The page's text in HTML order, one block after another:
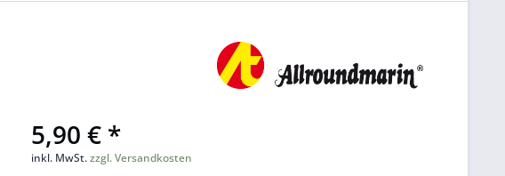
5,90 € *
inkl. MwSt.zzgl. Versandkosten